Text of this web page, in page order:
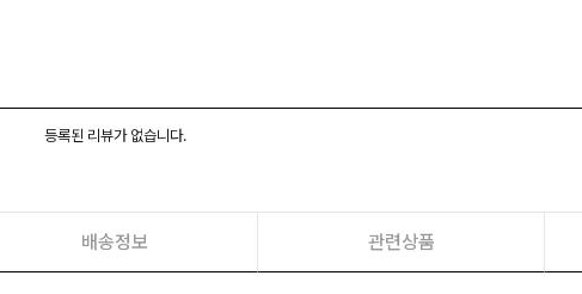
등록된 리뷰가 없습니다.
배송정보 관련상품